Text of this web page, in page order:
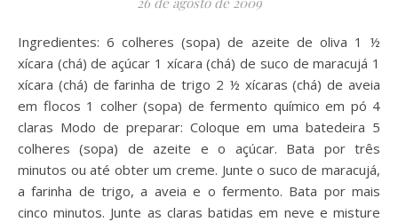
Ingredientes: 6 colheres (sopa) de azeite de oliva 1 ½
xícara (chá) de açúcar 1 xícara (chá) de suco de maracujá 1
xícara (chá) de farinha de trigo 2 ½ xícaras (chá) de aveia
em flocos 1 colher (sopa) de fermento químico em pó 4
claras Modo de preparar: Coloque em uma batedeira 5
colheres (sopa) de azeite e o açúcar. Bata por três
minutos ou até obter um creme. Junte o suco de maracujá,
a farinha de trigo, a aveia e o fermento. Bata por mais
cinco minutos. Junte as claras batidas em neve e misture